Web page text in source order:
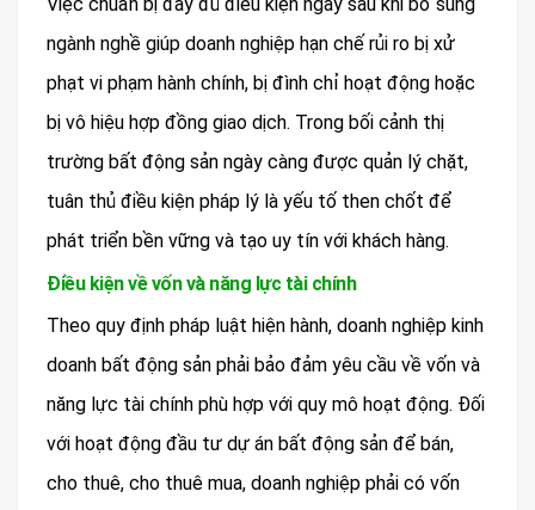
ngành nghề giúp doanh nghiệp hạn chế rủi ro bị xử
phạt vi phạm hành chính, bị đình chỉ hoạt động hoặc
bị vô hiệu hợp đồng giao dịch. Trong bối cảnh thị
trường bất động sản ngày càng được quản lý chặt,
tuân thủ điều kiện pháp lý là yếu tố then chốt để
phát triển bền vững và tạo uy tín với khách hàng.
Điều kiện về vốn và năng lực tài chính
Theo quy định pháp luật hiện hành, doanh nghiệp kinh
doanh bất động sản phải bảo đảm yêu cầu về vốn và
năng lực tài chính phù hợp với quy mô hoạt động. Đối
với hoạt động đầu tư dự án bất động sản để bán,
cho thuê, cho thuê mua, doanh nghiệp phải có vốn